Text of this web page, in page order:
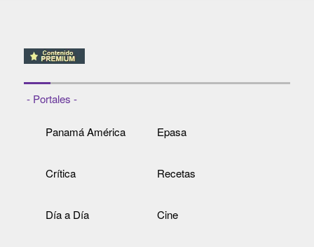
- Portales -
Panamá América Epasa
Crítica Recetas
Día a Día Cine